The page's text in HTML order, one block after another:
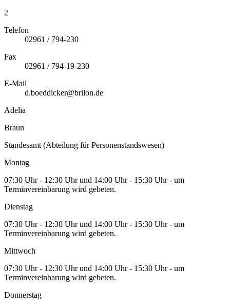
2
Telefon
02961 / 794-230
Fax
02961 / 794-19-230
E-Mail
d.boeddicker@brilon.de
Adelia
Braun
Standesamt (Abteilung für Personenstandswesen)
Montag
07:30 Uhr - 12:30 Uhr und 14:00 Uhr - 15:30 Uhr - um
Terminvereinbarung wird gebeten.
Dienstag
07:30 Uhr - 12:30 Uhr und 14:00 Uhr - 15:30 Uhr - um
Terminvereinbarung wird gebeten.
Mittwoch
07:30 Uhr - 12:30 Uhr und 14:00 Uhr - 15:30 Uhr - um
Terminvereinbarung wird gebeten.
Donnerstag